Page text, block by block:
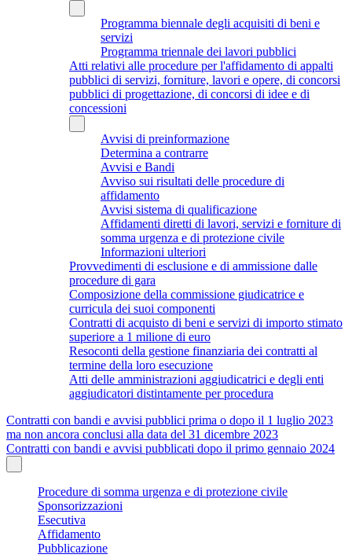
Programma biennale degli acquisiti di beni e
servizi
Programma triennale dei lavori pubblici
Atti relativi alle procedure per l'affidamento di appalti
pubblici di servizi, forniture, lavori e opere, di concorsi
pubblici di progettazione, di concorsi di idee e di
concessioni
Avvisi di preinformazione
Determina a contrarre
Avvisi e Bandi
Avviso sui risultati delle procedure di
affidamento
Avvisi sistema di qualificazione
Affidamenti diretti di lavori, servizi e forniture di
somma urgenza e di protezione civile
Informazioni ulteriori
Provvedimenti di esclusione e di ammissione dalle
procedure di gara
Composizione della commissione giudicatrice e
curricula dei suoi componenti
Contratti di acquisto di beni e servizi di importo stimato
superiore a 1 milione di euro
Resoconti della gestione finanziaria dei contratti al
termine della loro esecuzione
Atti delle amministrazioni aggiudicatrici e degli enti
aggiudicatori distintamente per procedura
Contratti con bandi e avvisi pubblici prima o dopo il 1 luglio 2023
ma non ancora conclusi alla data del 31 dicembre 2023
Contratti con bandi e avvisi pubblicati dopo il primo gennaio 2024
Procedure di somma urgenza e di protezione civile
Sponsorizzazioni
Esecutiva
Affidamento
Pubblicazione